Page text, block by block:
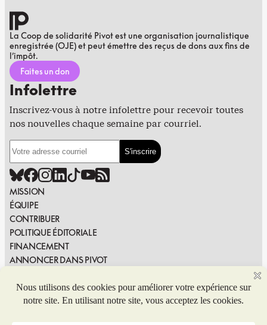
La Coop de solidarité Pivot est une organisation journalistique
enregistrée (OJE) et peut émettre des reçus de dons aux fins de
l’impôt.
Faites un don
Infolettre
Inscrivez-vous à notre infolettre pour recevoir toutes
nos nouvelles chaque semaine par courriel.
MISSION
ÉQUIPE
CONTRIBUER
POLITIQUE ÉDITORIALE
FINANCEMENT
ANNONCER DANS PIVOT
SIGNALER UNE ERREUR
NOUS JOINDRE